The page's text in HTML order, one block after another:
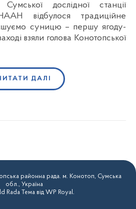
дослідної станції
відбулося традиційне
суницю – першу ягоду-
взяли голова Конотопської
ДАЛІ
районна рада. м. Конотоп, Сумська
обл., Україна
Rada Тема від WP Royal.